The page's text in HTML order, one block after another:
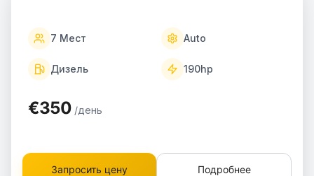
7 Мест Auto
Дизель 190hp
€350 /день
Запросить цену Подробнее